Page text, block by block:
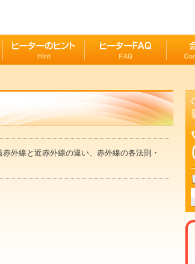
外線と近赤外線の違い、赤外線の各法則・